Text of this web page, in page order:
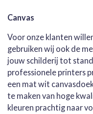
Canvas
Voor onze klanten
gebruiken wij ook de
jouw schilderij tot
professionele printers
een mat wit
te maken van hoge
kleuren prachtig naar